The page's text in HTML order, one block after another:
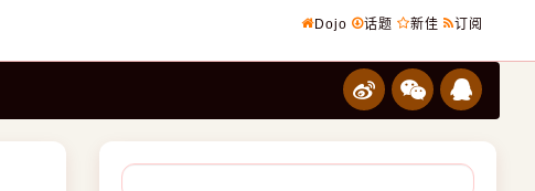
Dojo 话题 新佳 订阅